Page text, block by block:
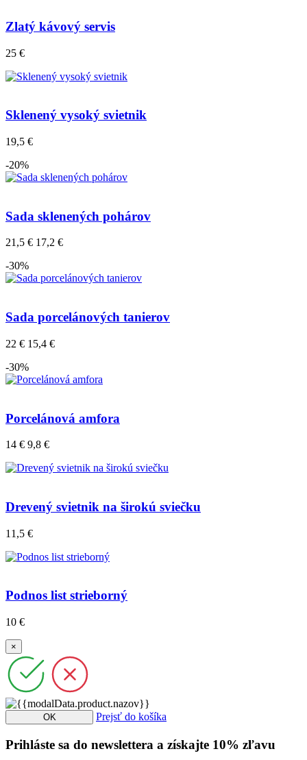
Zlatý kávový servis
25 €
Sklenený vysoký svietnik
19,5 €
-20%
Sada sklenených pohárov
21,5 € 17,2 €
-30%
Sada porcelánových tanierov
22 € 15,4 €
-30%
Porcelánová amfora
14 € 9,8 €
Drevený svietnik na širokú sviečku
11,5 €
Podnos list strieborný
10 €
×
OK Prejsť do košíka
Prihláste sa do newslettera a získajte 10% zľavu